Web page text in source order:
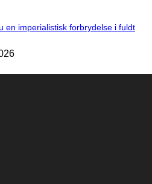
en imperialistisk forbrydelse i fuldt